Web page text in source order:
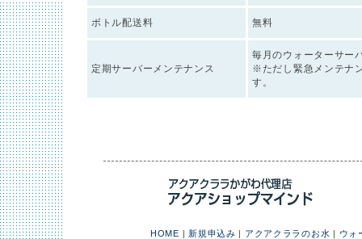
ボトル配送料 無料
定期サーバーメンテナンス
毎月のウォーターサー
※ただし緊急メンテナ
す。
HOME | 新規申込み | アクアクララのお水 | ウォ